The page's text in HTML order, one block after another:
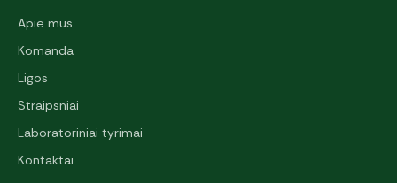
Apie mus
Komanda
Ligos
Straipsniai
Laboratoriniai tyrimai
Kontaktai